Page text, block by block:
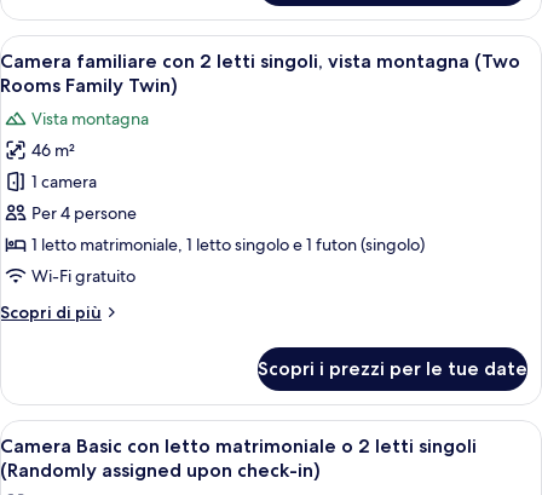
(Two
Rooms
Family
Twin)
familiare
con
2
letti
vista
mare
(Two
Rooms
Family
Apri
tutte
foto
per
Camera
familiare
con
2
singoli,
(Two
Rooms
Family
Camera d'albergo con due letti,
5
Camera familiare con 2 letti singoli, vista montagna (Two
Rooms Family Twin)
Vista montagna
46 m²
1 camera
Per 4 persone
1 letto matrimoniale, 1 letto singolo e 1 futon (singolo)
Wi-Fi gratuito
Scopri di più
Altri
familiare
con
2
letti
singoli,
Scopri i prezzi per le tue date
Apri
tutte
le
Una camera d'albergo con un letto,
8
Camera Basic con letto matrimoniale o 2 letti singoli
(Randomly assigned upon check-in)